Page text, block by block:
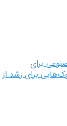
برای
برای رشد از